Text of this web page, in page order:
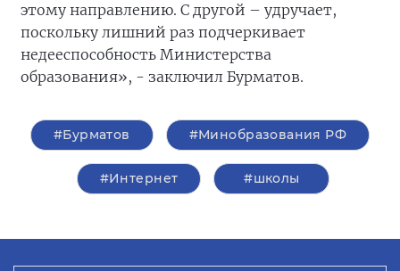
этому направлению. С другой – удручает,
поскольку лишний раз подчеркивает
недееспособность Министерства
образования», - заключил Бурматов.
#Бурматов #Минобразования РФ
#Интернет #школы